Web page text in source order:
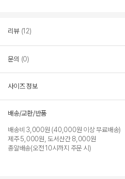
리뷰 (12)
문의 (0)
사이즈 정보
배송/교환/반품
배송비 3,000원 (40,000원 이상 무료배송)
제주 5,000원, 도서산간 8,000원
총알배송(오전 10시까지 주문 시)